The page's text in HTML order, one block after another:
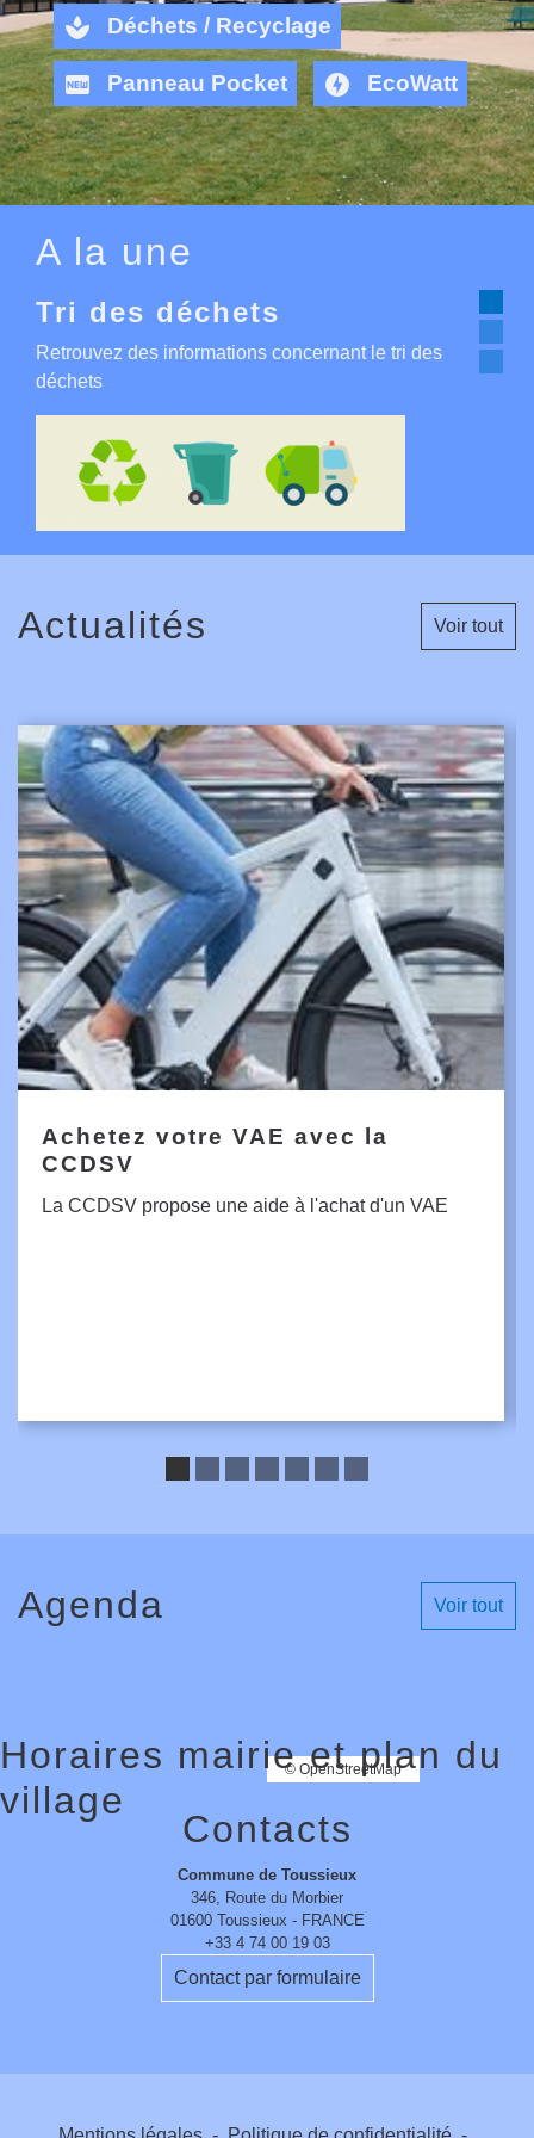
spa Déchets / Recyclage
fiber_new Panneau Pocket offline_bolt EcoWatt
A la une
Tri des déchets
Retrouvez des informations concernant le tri des
déchets
Actualités Voir tout
Achetez votre VAE avec la
CCDSV
La CCDSV propose une aide à l'achat d'un VAE
Agenda Voir tout
Horaires mairie et plan du
village
© OpenStreetMap
Contacts
Commune de Toussieux
346, Route du Morbier
01600 Toussieux - FRANCE
+33 4 74 00 19 03
Contact par formulaire